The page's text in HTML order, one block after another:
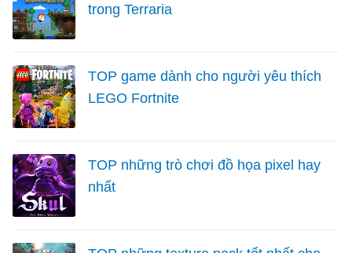
trong Terraria
TOP game dành cho người yêu thích
LEGO Fortnite
TOP những trò chơi đồ họa pixel hay
nhất